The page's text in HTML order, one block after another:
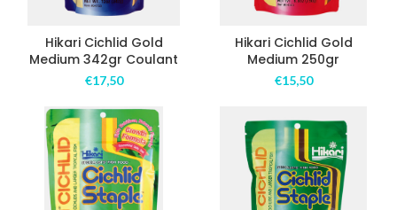
Hikari Cichlid Gold
Medium 342gr Coulant
€17,50
Hikari Cichlid Gold
Medium 250gr
€15,50